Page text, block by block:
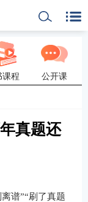
课程 公开课
真题还
谱”“刷了真题